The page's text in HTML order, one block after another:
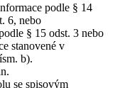
podle § 14
6, nebo
§ 15 odst. 3 nebo
stanovené v
b).
se spisovým